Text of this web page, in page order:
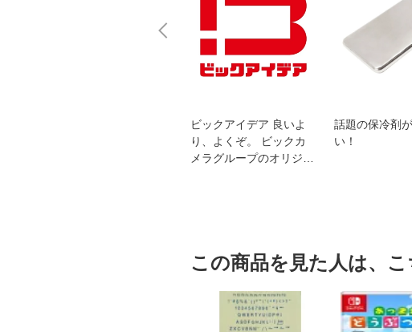
ビックアイデア 良いよ
り、よくぞ。 ビックカ
メラグループのオリジナ
話題の保冷剤
い！
この商品を見た人は、